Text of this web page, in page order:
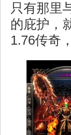
只有那里
的庇护，
1.76传奇